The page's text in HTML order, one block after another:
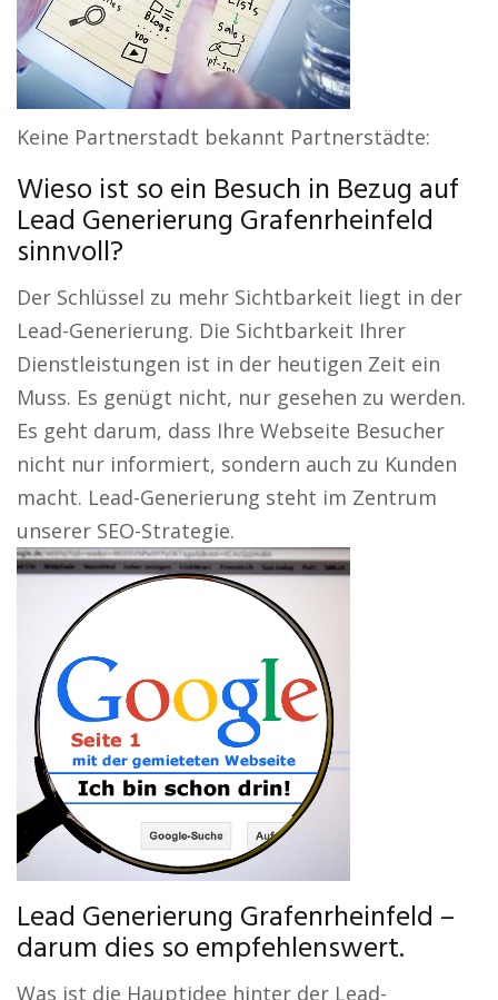
Keine Partnerstadt bekannt Partnerstädte:
Wieso ist so ein Besuch in Bezug auf
Lead Generierung Grafenrheinfeld
sinnvoll?
Der Schlüssel zu mehr Sichtbarkeit liegt in der
Lead-Generierung. Die Sichtbarkeit Ihrer
Dienstleistungen ist in der heutigen Zeit ein
Muss. Es genügt nicht, nur gesehen zu werden.
Es geht darum, dass Ihre Webseite Besucher
nicht nur informiert, sondern auch zu Kunden
macht. Lead-Generierung steht im Zentrum
unserer SEO-Strategie.
Lead Generierung Grafenrheinfeld –
darum dies so empfehlenswert.
Was ist die Hauptidee hinter der Lead-